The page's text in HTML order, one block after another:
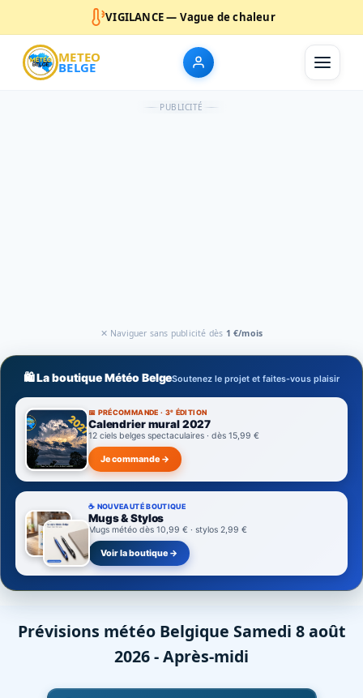
VIGILANCE — Vague de chaleur
METEO
BELGE
PUBLICITÉ
✕ Naviguer sans publicité dès 1 €/mois
🛍️ La boutique Météo BelgeSoutenez le projet et faites-vous plaisir
📅 PRÉCOMMANDE · 3ᵉ ÉDITION
Calendrier mural 2027
12 ciels belges spectaculaires · dès 15,99 €
Je commande →
☕ NOUVEAUTÉ BOUTIQUE
Mugs & Stylos
Mugs météo dès 10,99 € · stylos 2,99 €
Voir la boutique →
Prévisions météo Belgique Samedi 8 août
2026 - Après-midi